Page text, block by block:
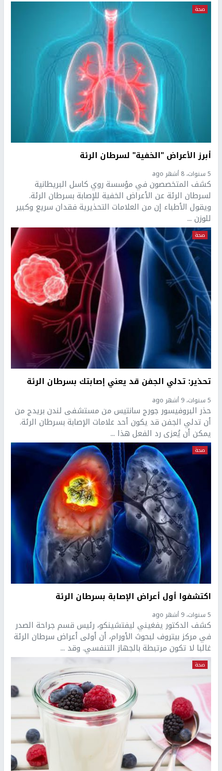
صحة
أبرز الأعراض "الخفية" لسرطان الرئة
5 سنوات، 8 أشهر ago
كشف المتخصصون في مؤسسة روي كاسل البريطانية
لسرطان الرئة عن الأعراض الخفية للإصابة بسرطان الرئة.
ويقول الأطباء إن من العلامات التحذيرية فقدان سريع وكبير
للوزن ...
صحة
تحذير: تدلي الجفن قد يعني إصابتك بسرطان الرئة
5 سنوات، 9 أشهر ago
حذر البروفيسور جورج سانتيس من مستشفى لندن بريدج من
أن تدلي الجفن قد يكون أحد علامات الإصابة بسرطان الرئة.
يمكن أن يُعزى رد الفعل هذا ...
صحة
اكتشفوا أول أعراض الإصابة بسرطان الرئة
5 سنوات، 9 أشهر ago
كشف الدكتور يفغيني ليفتشينكو، رئيس قسم جراحة الصدر
في مركز بيتروف لبحوث الأورام، أن أولى أعراض سرطان الرئة
غالبا لا تكون مرتبطة بالجهاز التنفسي. وقد ...
صحة